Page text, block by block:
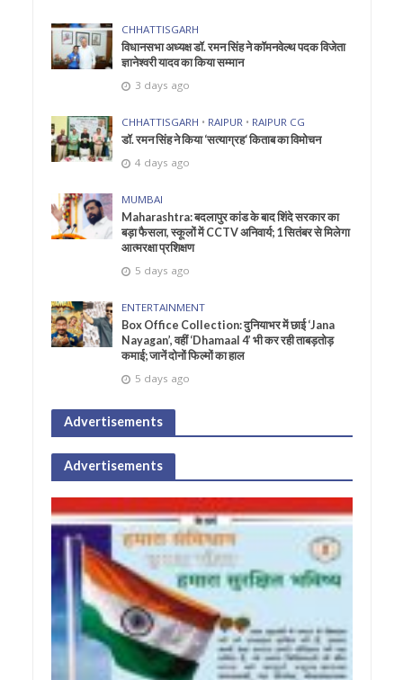
CHHATTISGARH
विधानसभा अध्यक्ष डॉ. रमन सिंह ने कॉमनवेल्थ पदक विजेता
ज्ञानेश्वरी यादव का किया सम्मान
3 days ago
CHHATTISGARH • RAIPUR • RAIPUR CG
डॉ. रमन सिंह ने किया ‘सत्याग्रह‘ किताब का विमोचन
4 days ago
MUMBAI
Maharashtra: बदलापुर कांड के बाद शिंदे सरकार का
बड़ा फैसला, स्कूलों में CCTV अनिवार्य; 1 सितंबर से मिलेगा
आत्मरक्षा प्रशिक्षण
5 days ago
ENTERTAINMENT
Box Office Collection: दुनियाभर में छाई ‘Jana
Nayagan’, वहीं ‘Dhamaal 4’ भी कर रही ताबड़तोड़
कमाई; जानें दोनों फिल्मों का हाल
5 days ago
Advertisements
Advertisements